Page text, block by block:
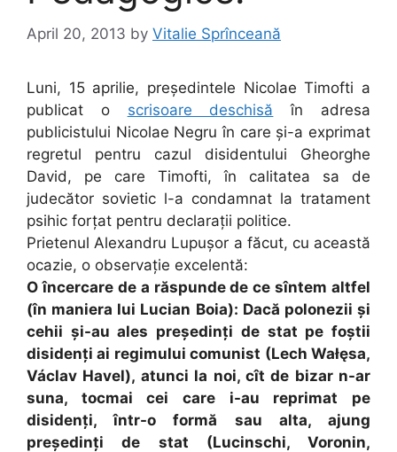
April 20, 2013 by Vitalie Sprînceană
Luni, 15 aprilie, președintele Nicolae Timofti a
publicat o scrisoare deschisă în adresa
publicistului Nicolae Negru în care și-a exprimat
regretul pentru cazul disidentului Gheorghe
David, pe care Timofti, în calitatea sa de
judecător sovietic l-a condamnat la tratament
psihic forțat pentru declarații politice.
Prietenul Alexandru Lupușor a făcut, cu această
ocazie, o observație excelentă:
O încercare de a răspunde de ce sîntem altfel
(în maniera lui Lucian Boia): Dacă polonezii și
cehii și-au ales președinți de stat pe foștii
disidenți ai regimului comunist (Lech Wałęsa,
Václav Havel), atunci la noi, cît de bizar n-ar
suna, tocmai cei care i-au reprimat pe
disidenți, într-o formă sau alta, ajung
președinți de stat (Lucinschi, Voronin,